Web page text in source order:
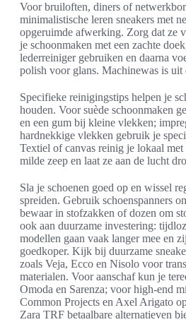
Voor bruiloften, diners of
minimalistische leren sneakers met
opgeruimde afwerking. Zorg dat ze
je schoonmaken met een zachte
lederreiniger gebruiken en daarna
polish voor glans. Machinewas is uit
Specifieke reinigingstips helpen je
houden. Voor suède schoonmaken
en een gum bij kleine vlekken;
hardnekkige vlekken gebruik je
Textiel of canvas reinig je lokaal met
milde zeep en laat ze aan de lucht
Sla je schoenen goed op en wissel
spreiden. Gebruik schoenspanners
bewaar in stofzakken of dozen om
ook aan duurzame investering:
modellen gaan vaak langer mee en
goedkoper. Kijk bij duurzame
zoals Veja, Ecco en Nisolo voor
materialen. Voor aanschaf kun je
Omoda en Sarenza; voor high-end
Common Projects en Axel Arigato
Zara TRF betaalbare alternatieven